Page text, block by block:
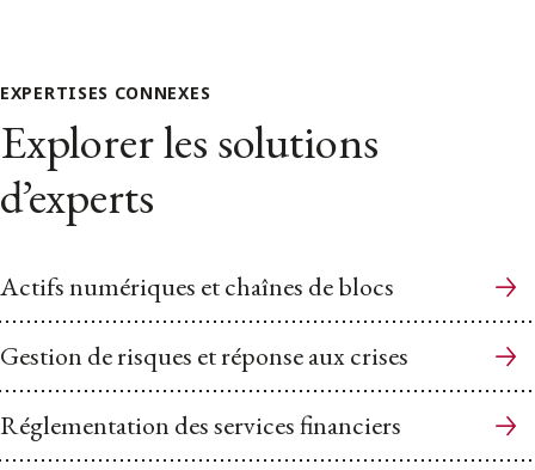
EXPERTISES CONNEXES
Explorer les solutions
d’experts
Actifs numériques et chaînes de blocs
Gestion de risques et réponse aux crises
Réglementation des services financiers